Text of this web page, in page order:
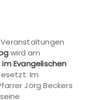
Veranstaltungen
wird am
im Evangelischen
Im
Jörg Beckers